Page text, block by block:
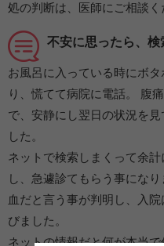
処の判断は、医師にご相談く
不安に思ったら、検
お風呂に入っている時にボ
り、慌てて病院に電話。 腹
で、安静にし翌日の状況を
した。
ネットで検索しまくって余
し、急遽診てもらう事にな
血だと言う事が判明し、入
びました。
ネットの情報だと何が本当